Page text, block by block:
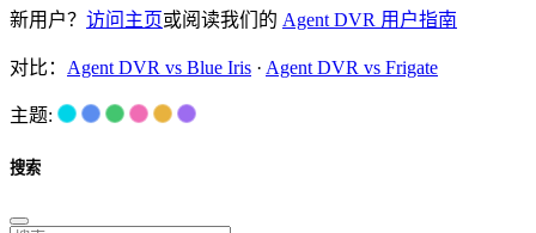
新用户？ 访问主页或阅读我们的 Agent DVR 用户指南
对比： Agent DVR vs Blue Iris · Agent DVR vs Frigate
主题:
搜索